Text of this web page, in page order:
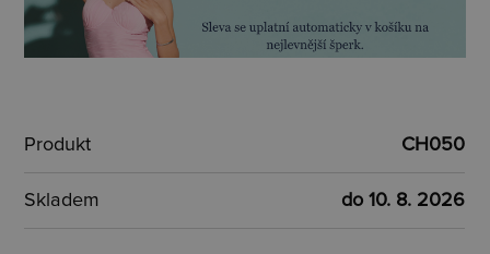
Produkt CH050
Skladem do 10. 8. 2026